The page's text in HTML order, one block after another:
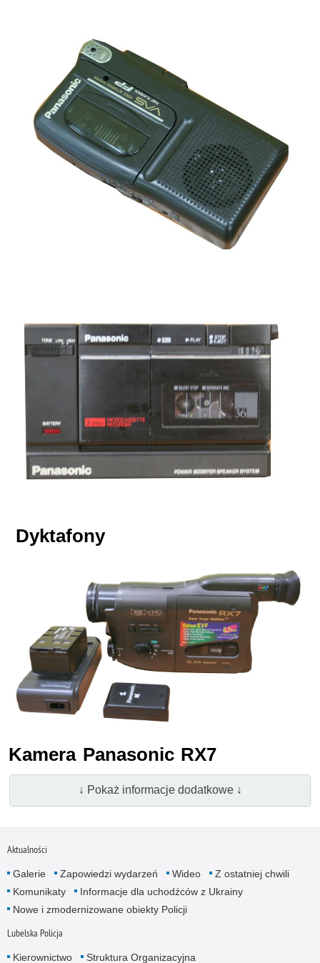
Dyktafony
Kamera Panasonic RX7
↓ Pokaż informacje dodatkowe ↓
Aktualności
Galerie Zapowiedzi wydarzeń Wideo
Z ostatniej chwili
Komunikaty
Informacje dla uchodźców z Ukrainy
Nowe i zmodernizowane obiekty Policji
Lubelska Policja
Kierownictwo
Struktura Organizacyjna